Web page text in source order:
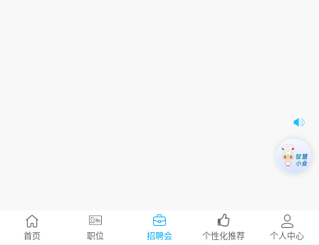
首页 职位 招聘会 个性化推荐 个人中心